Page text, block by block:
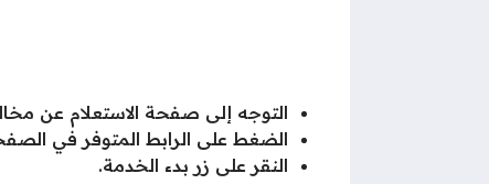
التوجه إلى صفحة الاستعلام عن
الضغط على الرابط المتوفر في
النقر على زر بدء الخدمة.